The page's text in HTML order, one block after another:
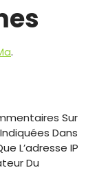
.
Sur
Dans
L’adresse IP
Du